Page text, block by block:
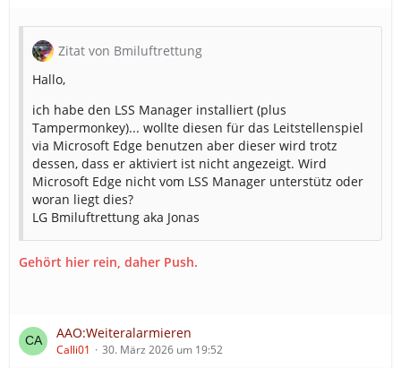
Zitat von Bmiluftrettung
Hallo,
ich habe den LSS Manager installiert (plus
Tampermonkey)... wollte diesen für das Leitstellenspiel
via Microsoft Edge benutzen aber dieser wird trotz
dessen, dass er aktiviert ist nicht angezeigt. Wird
Microsoft Edge nicht vom LSS Manager unterstütz oder
woran liegt dies?
LG Bmiluftrettung aka Jonas
Gehört hier rein, daher Push.
AAO:Weiteralarmieren
Calli01 30. März 2026 um 19:52